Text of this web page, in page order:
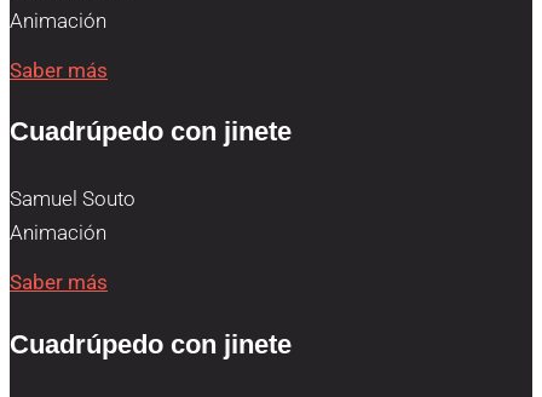
Animación
Saber más
Cuadrúpedo con jinete
Samuel Souto
Animación
Saber más
Cuadrúpedo con jinete